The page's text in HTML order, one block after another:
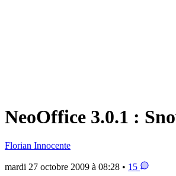
NeoOffice 3.0.1 :
Florian Innocente
mardi 27 octobre 2009 à 08:28 • 15